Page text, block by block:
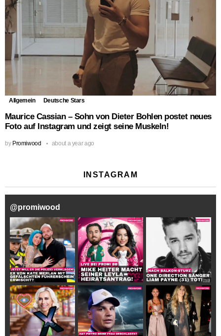
Allgemein Deutsche Stars
Maurice Cassian – Sohn von Dieter Bohlen postet neues
Foto auf Instagram und zeigt seine Muskeln!
by Promiwood about a year ago
INSTAGRAM
@promiwood